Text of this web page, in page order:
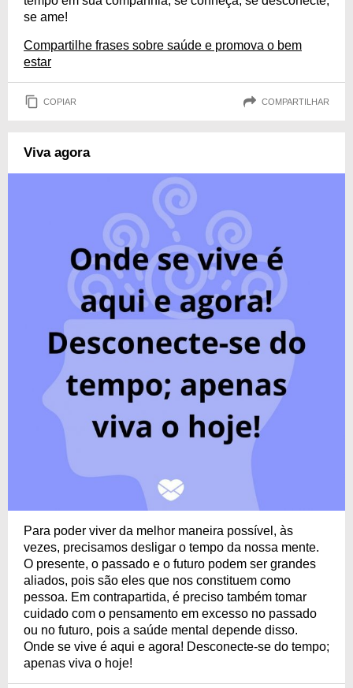
se ame!
Compartilhe frases sobre saúde e promova o bem
estar
COPIAR COMPARTILHAR
Viva agora
Para poder viver da melhor maneira possível, às
vezes, precisamos desligar o tempo da nossa mente.
O presente, o passado e o futuro podem ser grandes
aliados, pois são eles que nos constituem como
pessoa. Em contrapartida, é preciso também tomar
cuidado com o pensamento em excesso no passado
ou no futuro, pois a saúde mental depende disso.
Onde se vive é aqui e agora! Desconecte-se do tempo;
apenas viva o hoje!